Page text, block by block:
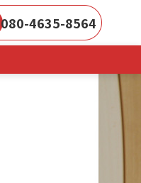
080-4635-8564